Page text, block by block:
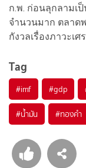
ก.พ. ก่อนลุกลามเ
จำนวนมาก ตลาด
กังวลเรื่องภาวะเ
Tag
#imf #gdp
#น้ำมัน #ทองคำ